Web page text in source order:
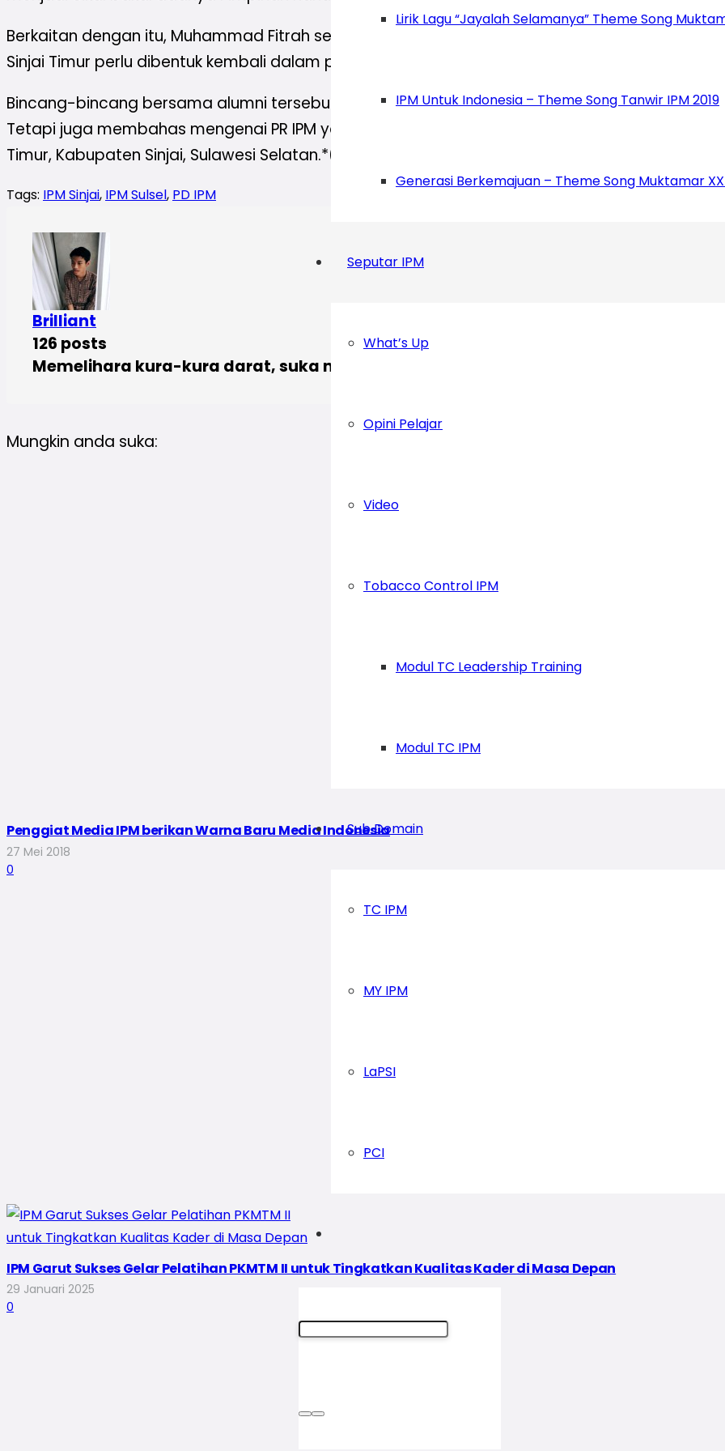
Lirik Lagu “Jayalah Selamanya” Theme Song
IPM Untuk Indonesia – Theme Song Tanwir IPM 2019
Generasi Berkemajuan – Theme Song Muktamar
Seputar IPM
What’s Up
Opini Pelajar
Video
Tobacco Control IPM
Modul TC Leadership Training
Modul TC IPM
Sub Domain
TC IPM
MY IPM
LaPSI
PCI
Berkaitan dengan itu, Muhammad Fitrah selaku Ketua Bidang Pengkajian Ilmu Pengetahuan
Sinjai Timur perlu dibentuk kembali dalam periode jangka panjang setelah vakum beberapa
Bincang-bincang bersama alumni tersebut tidak hanya membahas mengenai PC IPM Sinjai
Tetapi juga membahas mengenai PR IPM yang juga baru saja dibentuk yang berlokasi di
Timur, Kabupaten Sinjai, Sulawesi Selatan.*(iant)
Tags: IPM Sinjai, IPM Sulsel, PD IPM
Brilliant
126 posts
Memelihara kura-kura darat, suka menulis, dan pernah dibilang mirip Nicholas
Mungkin anda suka:
Penggiat Media IPM berikan Warna Baru Media Indonesia
27 Mei 2018
0
IPM Garut Sukses Gelar Pelatihan PKMTM II untuk Tingkatkan Kualitas Kader di Masa Depan
29 Januari 2025
0